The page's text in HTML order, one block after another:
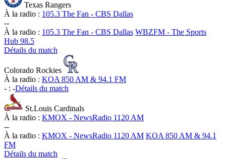
Texas Rangers
À la radio : 105.3 The Fan - CBS Dallas
--
À la radio : 105.3 The Fan - CBS Dallas WBZFM - The Sports
Hub 98.5
Détails du match
Colorado Rockies
À la radio : KOA 850 AM & 94.1 FM
- : -Détails du match
St.Louis Cardinals
À la radio : KMOX - NewsRadio 1120 AM
--
À la radio : KMOX - NewsRadio 1120 AM KOA 850 AM & 94.1
FM
Détails du match